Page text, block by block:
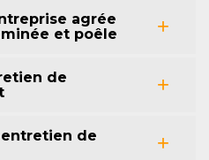
agrée
et poêle
de
de